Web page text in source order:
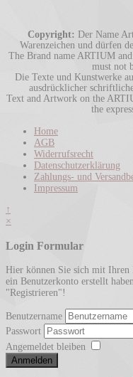
Copyright: Der Name
Warenzeichen und dürfen
The Brand name ARTIUM
must not
Die Texte und Kunstwerke
ausdrücklicher
Text and Artwork on the
the
Home
AGB
Widerrufsrecht
Datenschutzerklärung
Zahlungs- und
Impressum
↑
×
Login Formular
Hier können Sie sich mit Ihren
ein Benutzerkonto erstellt
"Registrieren"!
Benutzername
Passwort
Angemeldet bleiben
Anmelden